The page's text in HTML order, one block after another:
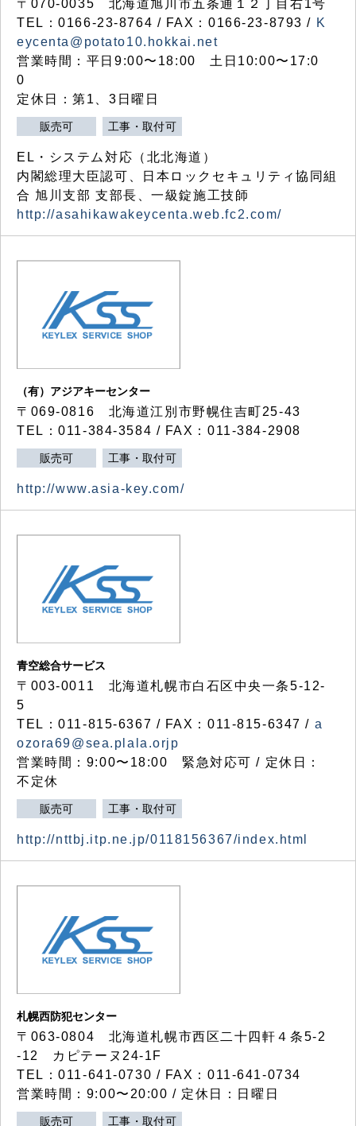
〒070-0035 北海道旭川市五条通１２丁目右1号
TEL：0166-23-8764 / FAX：0166-23-8793 / K
eycenta@potato10.hokkai.net
営業時間：平日9:00〜18:00 土日10:00〜17:0
0
定休日：第1、3日曜日
販売可 工事・取付可
EL・システム対応（北北海道）
内閣総理大臣認可、日本ロックセキュリティ協同組
合 旭川支部 支部長、一級錠施工技師
http://asahikawakeycenta.web.fc2.com/
（有）アジアキーセンター
〒069-0816 北海道江別市野幌住吉町25-43
TEL：011-384-3584 / FAX：011-384-2908
販売可 工事・取付可
http://www.asia-key.com/
青空総合サービス
〒003-0011 北海道札幌市白石区中央一条5-12-
5
TEL：011-815-6367 / FAX：011-815-6347 / a
ozora69@sea.plala.orjp
営業時間：9:00〜18:00 緊急対応可 / 定休日：
不定休
販売可 工事・取付可
http://nttbj.itp.ne.jp/0118156367/index.html
札幌西防犯センター
〒063-0804 北海道札幌市西区二十四軒４条5-2
-12 カピテーヌ24-1F
TEL：011-641-0730 / FAX：011-641-0734
営業時間：9:00〜20:00 / 定休日：日曜日
販売可 工事・取付可